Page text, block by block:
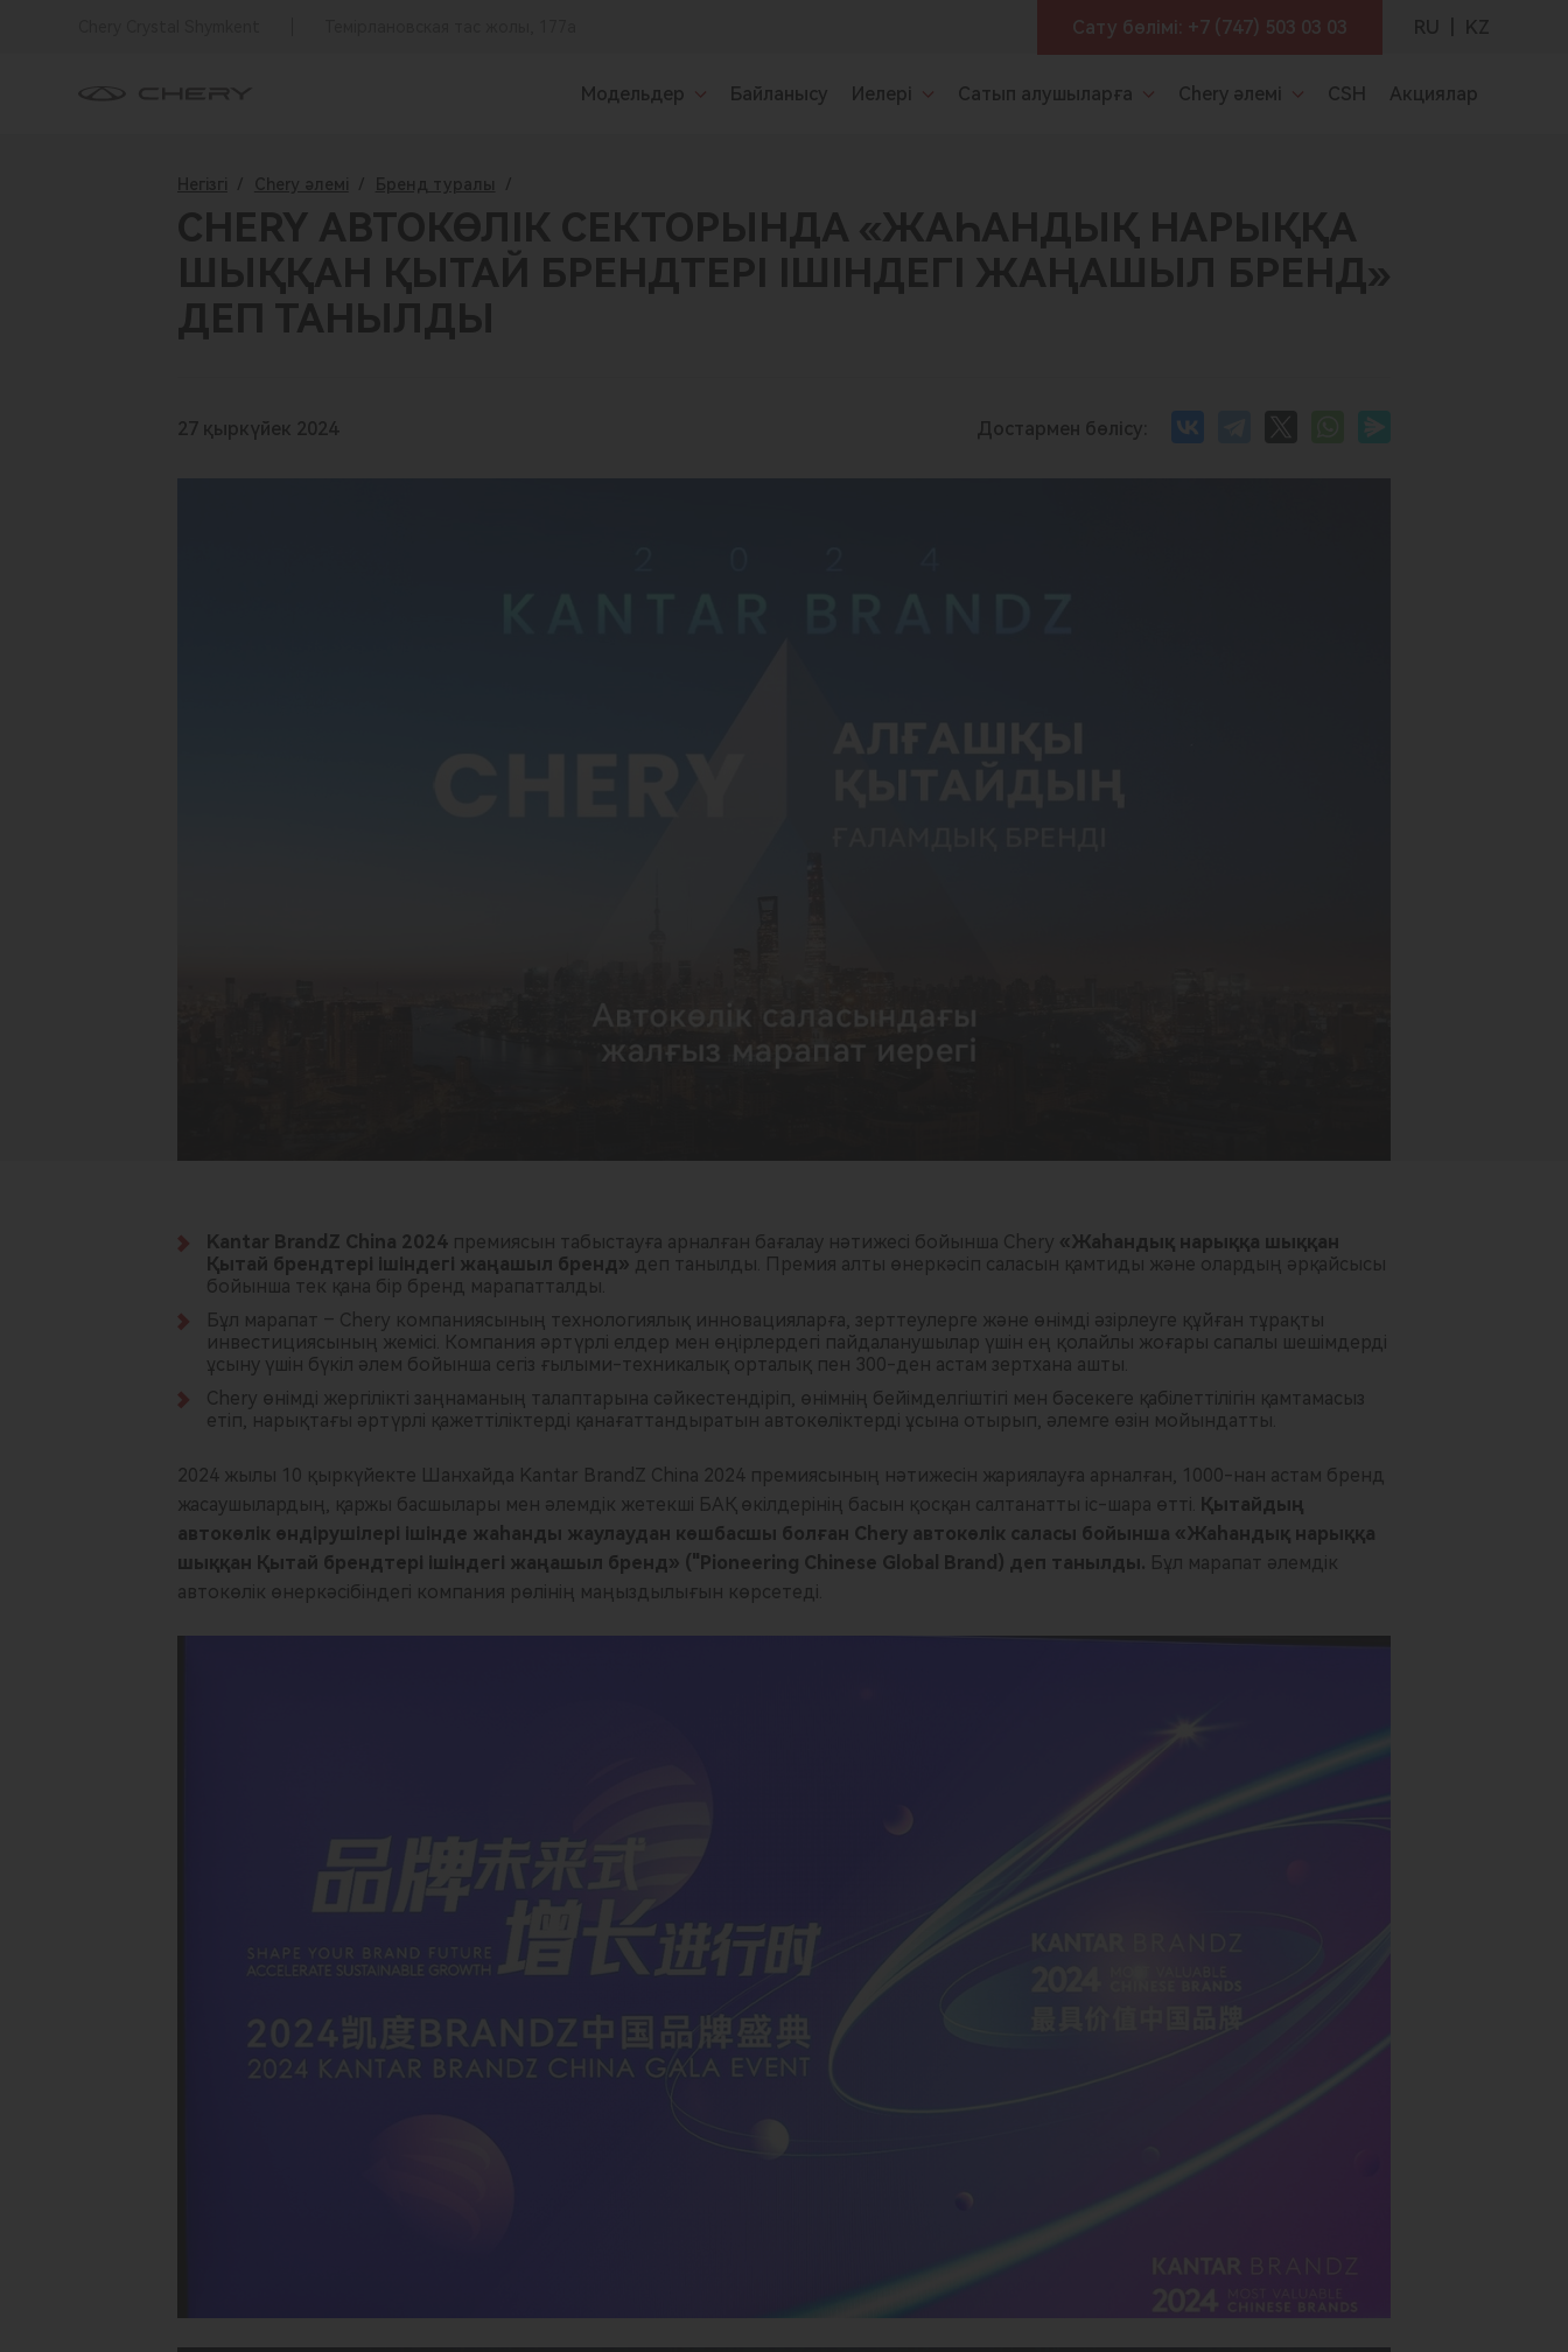
Сату бөлімі: +7 (747) 503 03 03 RU KZ
Модельдер Байланысу Иелері Сатып алушыларға Chery әлемі CSH Акциялар
Негізгі / Chery әлемі / Бренд туралы /
CHERY АВТОКӨЛІК СЕКТОРЫНДА «ЖАҺАНДЫҚ НАРЫҚҚА
ШЫҚҚАН ҚЫТАЙ БРЕНДТЕРІ ІШІНДЕГІ ЖАҢАШЫЛ БРЕНД»
ДЕП ТАНЫЛДЫ
27 қыркүйек 2024 Достармен бөлісу:
Kantar BrandZ China 2024 премиясын табыстауға арналған бағалау нәтижесі бойынша Chery «Жаһандық нарыққа шыққан
Қытай брендтері ішіндегі жаңашыл бренд» деп танылды. Премия алты өнеркәсіп саласын қамтиды және олардың әрқайсысы
бойынша тек қана бір бренд марапатталды.
Бұл марапат – Chery компаниясының технологиялық инновацияларға, зерттеулерге және өнімді әзірлеуге құйған тұрақты
инвестициясының жемісі. Компания әртүрлі елдер мен өңірлердегі пайдаланушылар үшін ең қолайлы жоғары сапалы шешімдерді
ұсыну үшін бүкіл әлем бойынша сегіз ғылыми-техникалық орталық пен 300-ден астам зертхана ашты.
Chery өнімді жергілікті заңнаманың талаптарына сәйкестендіріп, өнімнің бейімделгіштігі мен бәсекеге қабілеттілігін қамтамасыз
етіп, нарықтағы әртүрлі қажеттіліктерді қанағаттандыратын автокөліктерді ұсына отырып, әлемге өзін мойындатты.
2024 жылы 10 қыркүйекте Шанхайда Kantar BrandZ China 2024 премиясының нәтижесін жариялауға арналған, 1000-нан астам бренд
жасаушылардың, қаржы басшылары мен әлемдік жетекші БАҚ өкілдерінің басын қосқан салтанатты іс-шара өтті. Қытайдың
автокөлік өндірушілері ішінде жаһанды жаулаудан көшбасшы болған Chery автокөлік саласы бойынша «Жаһандық нарыққа
шыққан Қытай брендтері ішіндегі жаңашыл бренд» ("Pioneering Chinese Global Brand) деп танылды. Бұл марапат әлемдік
автокөлік өнеркәсібіндегі компания рөлінің маңыздылығын көрсетеді.